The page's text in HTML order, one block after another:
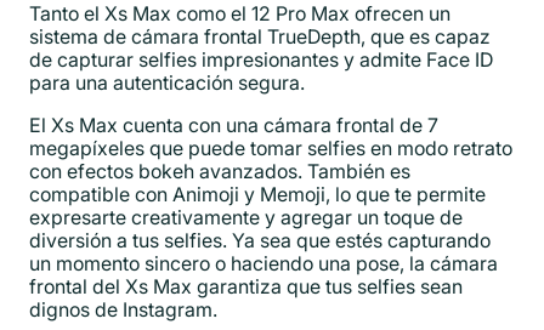
Tanto el Xs Max como el 12 Pro Max ofrecen un
sistema de cámara frontal TrueDepth, que es capaz
de capturar selfies impresionantes y admite Face ID
para una autenticación segura.
El Xs Max cuenta con una cámara frontal de 7
megapíxeles que puede tomar selfies en modo retrato
con efectos bokeh avanzados. También es
compatible con Animoji y Memoji, lo que te permite
expresarte creativamente y agregar un toque de
diversión a tus selfies. Ya sea que estés capturando
un momento sincero o haciendo una pose, la cámara
frontal del Xs Max garantiza que tus selfies sean
dignos de Instagram.